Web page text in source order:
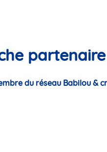
du réseau Babilou &